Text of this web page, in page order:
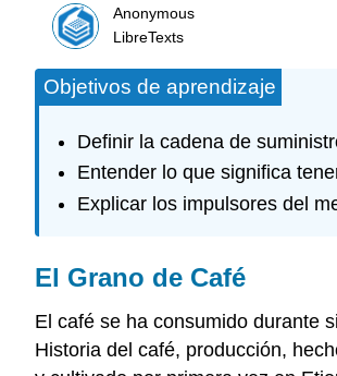
Anonymous
LibreTexts
Objetivos de aprendizaje
Definir la cadena de
Entender lo que significa
Explicar los impulsores del
El Grano de Café
El café se ha consumido durante
Historia del café, producción,